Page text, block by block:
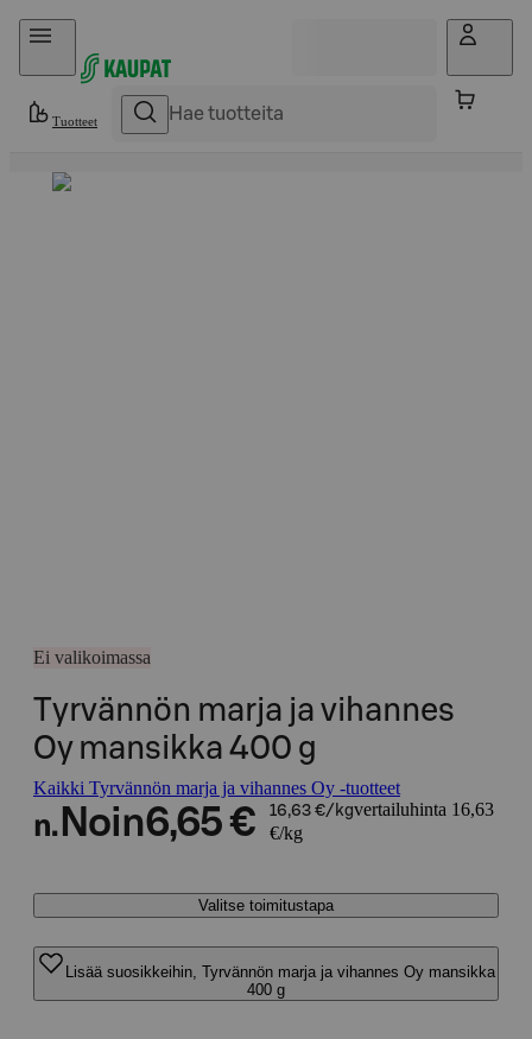
Hyppää sisältöön
Tuotteet
Ei valikoimassa
Tyrvännön marja ja vihannes
Oy mansikka 400 g
Kaikki Tyrvännön marja ja vihannes Oy -tuotteet
n. Noin6,65 € 16,63 €/kgvertailuhinta 16,63
€/kg
Valitse toimitustapa
Lisää suosikkeihin, Tyrvännön marja ja vihannes Oy mansikka
400 g